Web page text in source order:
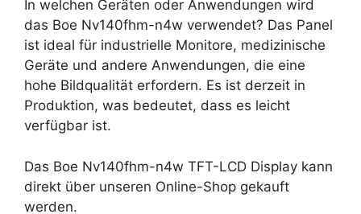
In welchen Geräten oder Anwendungen wird
das Boe Nv140fhm-n4w verwendet? Das Panel
ist ideal für industrielle Monitore, medizinische
Geräte und andere Anwendungen, die eine
hohe Bildqualität erfordern. Es ist derzeit in
Produktion, was bedeutet, dass es leicht
verfügbar ist.
Das Boe Nv140fhm-n4w TFT-LCD Display kann
direkt über unseren Online-Shop gekauft
werden.